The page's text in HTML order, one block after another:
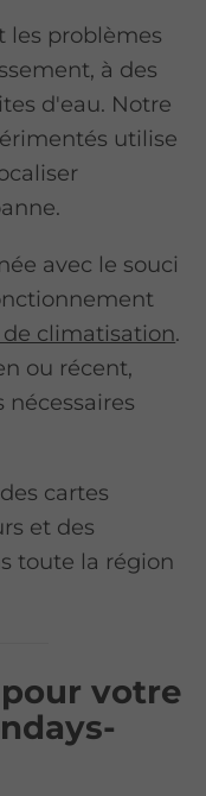
les problèmes
à des
d'eau. Notre
utilise
avec le souci
climatisation.
ou récent,
nécessaires
cartes
et des
toute la région
votre